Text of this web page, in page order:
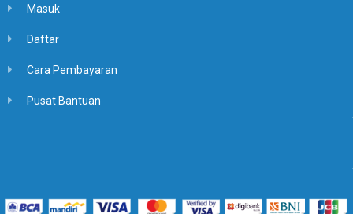
Masuk
Daftar
Cara Pembayaran
Pusat Bantuan